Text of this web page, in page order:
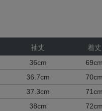
袖丈
着丈
36cm
69cm
36.7cm
70cm
37.3cm
71cm
38cm
72cm